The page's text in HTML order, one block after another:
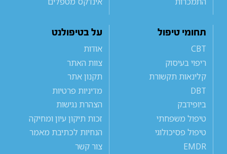
תחומי טיפול
CBT
ריפוי בעיסוק
קלינאות תקשורת
DBT
ביופידבק
טיפול משפחתי
טיפול פסיכולוגי
EMDR
על בטיפולנט
אודות
צוות האתר
תקנון אתר
מדיניות פרטיות
הצהרת נגישות
זכות תיקון עיון ומחיקה
הנחיות לכתיבת מאמר
צור קשר